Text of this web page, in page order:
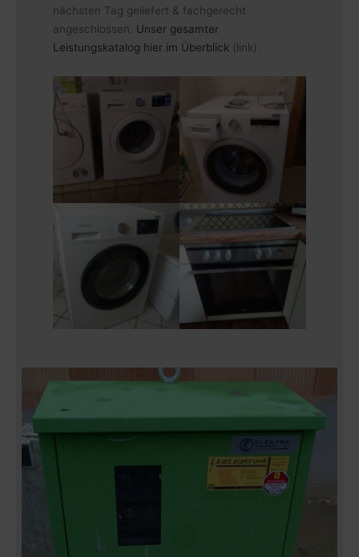
nächsten Tag geliefert & fachgerecht
angeschlossen. Unser gesamter
Leistungskatalog hier im Überblick (link).